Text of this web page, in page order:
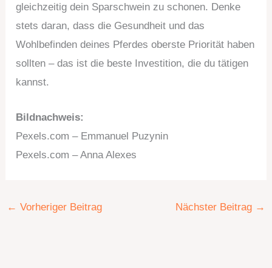
gleichzeitig dein Sparschwein zu schonen. Denke
stets daran, dass die Gesundheit und das
Wohlbefinden deines Pferdes oberste Priorität haben
sollten – das ist die beste Investition, die du tätigen
kannst.
Bildnachweis:
Pexels.com – Emmanuel Puzynin
Pexels.com – Anna Alexes
← Vorheriger Beitrag Nächster Beitrag →